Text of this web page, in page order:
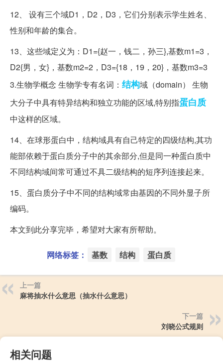
12、 设有三个域D1，D2，D3，它们分别表示学生姓名、
性别和年龄的集合。
13、这些域定义为：D1={赵一，钱二，孙三},基数m1=3，
D2{男，女}，基数m2=2，D3={18，19，20}，基数m3=3
3.生物学概念 生物学专有名词： 结构域（domain） 生物
大分子中具有特异结构和独立功能的区域,特别指蛋白质
中这样的区域。
14、在球形蛋白中，结构域具有自己特定的四级结构,其功
能部依赖于蛋白质分子中的其余部分,但是同一种蛋白质中
不同结构域间常可通过不具二级结构的短序列连接起来。
15、蛋白质分子中不同的结构域常由基因的不同外显子所
编码。
本文到此分享完毕，希望对大家有所帮助。
网络标签： 基数 结构 蛋白质
上一篇
麻将抽水什么意思（抽水什么意思）
下一篇
刘晓公式规则
相关问题